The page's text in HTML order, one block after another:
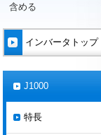
含める
インバータトップ
J1000
特長